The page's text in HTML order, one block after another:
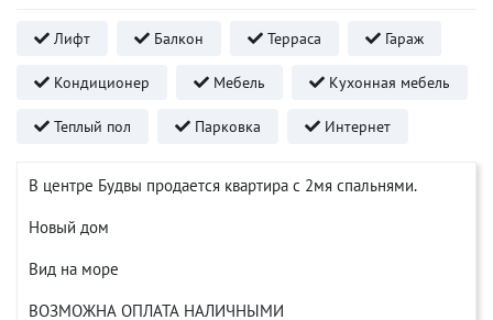
Лифт Балкон Терраса Гараж
Кондиционер Мебель Кухонная мебель
Теплый пол Парковка Интернет
В центре Будвы продается квартира с 2мя спальнями.
Новый дом
Вид на море
ВОЗМОЖНА ОПЛАТА НАЛИЧНЫМИ